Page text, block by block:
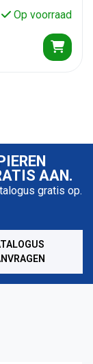
Op voorraad
AAN.
gratis op.